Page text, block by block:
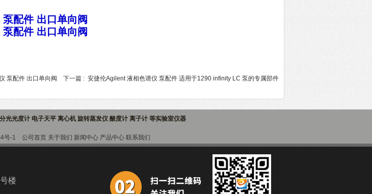
配件 出口单向阀
配件 出口单向阀
泵配件 出口单向阀 下一篇 : 安捷伦Agilent 液相色谱仪 泵配件 适用于1290 infinity LC 泵的专属部件
光光度计 电子天平 离心机 旋转蒸发仪 酸度计 离子计 等实验室仪器
号-1 公司首页 关于我们 新闻中心 产品中心 联系我们
楼